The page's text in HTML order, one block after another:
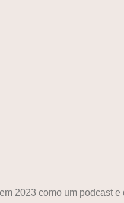
2023 como um podcast e